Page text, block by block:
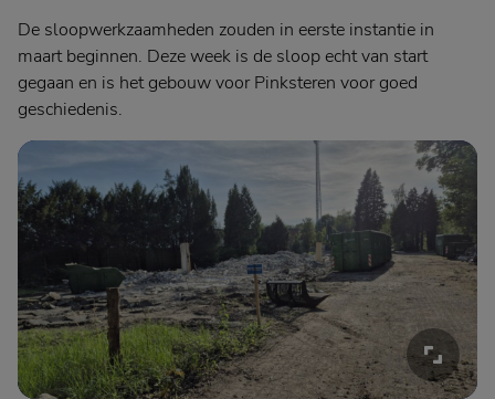
De sloopwerkzaamheden zouden in eerste instantie in
maart beginnen. Deze week is de sloop echt van start
gegaan en is het gebouw voor Pinksteren voor goed
geschiedenis.